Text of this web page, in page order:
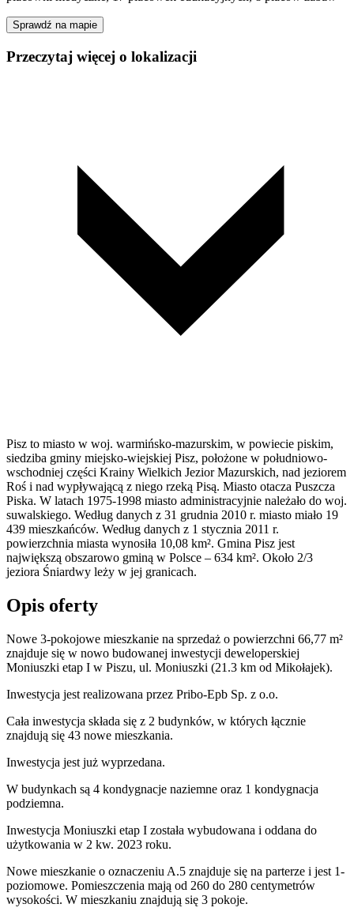
Sprawdź na mapie
Przeczytaj więcej o lokalizacji
Pisz to miasto w woj. warmińsko-mazurskim, w powiecie piskim,
siedziba gminy miejsko-wiejskiej Pisz, położone w południowo-
wschodniej części Krainy Wielkich Jezior Mazurskich, nad jeziorem
Roś i nad wypływającą z niego rzeką Pisą. Miasto otacza Puszcza
Piska. W latach 1975-1998 miasto administracyjnie należało do woj.
suwalskiego. Według danych z 31 grudnia 2010 r. miasto miało 19
439 mieszkańców. Według danych z 1 stycznia 2011 r.
powierzchnia miasta wynosiła 10,08 km². Gmina Pisz jest
największą obszarowo gminą w Polsce – 634 km². Około 2/3
jeziora Śniardwy leży w jej granicach.
Opis oferty
Nowe 3-pokojowe mieszkanie na sprzedaż o powierzchni 66,77 m²
znajduje się w nowo budowanej inwestycji deweloperskiej
Moniuszki etap I w Piszu, ul. Moniuszki (21.3 km od Mikołajek).
Inwestycja jest realizowana przez Pribo-Epb Sp. z o.o.
Cała inwestycja składa się z 2 budynków, w których łącznie
znajdują się 43 nowe mieszkania.
Inwestycja jest już wyprzedana.
W budynkach są 4 kondygnacje naziemne oraz 1 kondygnacja
podziemna.
Inwestycja Moniuszki etap I została wybudowana i oddana do
użytkowania w 2 kw. 2023 roku.
Nowe mieszkanie o oznaczeniu A.5 znajduje się na parterze i jest 1-
poziomowe. Pomieszczenia mają od 260 do 280 centymetrów
wysokości. W mieszkaniu znajdują się 3 pokoje.